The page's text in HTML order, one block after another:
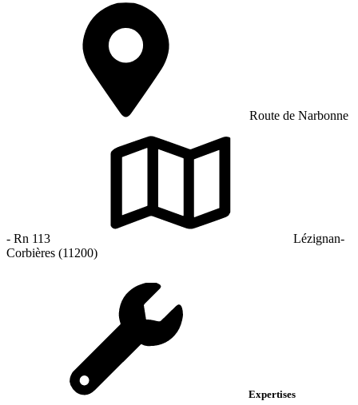
Route de Narbonne
- Rn 113
Lézignan-
Corbières (11200)
Expertises